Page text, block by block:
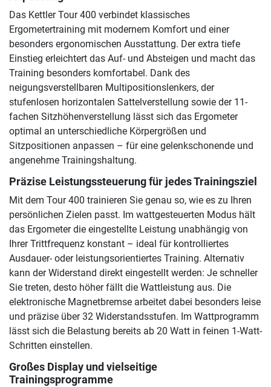
Das Kettler Tour 400 verbindet klassisches
Ergometertraining mit modernem Komfort und einer
besonders ergonomischen Ausstattung. Der extra tiefe
Einstieg erleichtert das Auf- und Absteigen und macht das
Training besonders komfortabel. Dank des
neigungsverstellbaren Multipositionslenkers, der
stufenlosen horizontalen Sattelverstellung sowie der 11-
fachen Sitzhöhenverstellung lässt sich das Ergometer
optimal an unterschiedliche Körpergrößen und
Sitzpositionen anpassen – für eine gelenkschonende und
angenehme Trainingshaltung.
Präzise Leistungssteuerung für jedes Trainingsziel
Mit dem Tour 400 trainieren Sie genau so, wie es zu Ihren
persönlichen Zielen passt. Im wattgesteuerten Modus hält
das Ergometer die eingestellte Leistung unabhängig von
Ihrer Trittfrequenz konstant – ideal für kontrolliertes
Ausdauer- oder leistungsorientiertes Training. Alternativ
kann der Widerstand direkt eingestellt werden: Je schneller
Sie treten, desto höher fällt die Wattleistung aus. Die
elektronische Magnetbremse arbeitet dabei besonders leise
und präzise über 32 Widerstandsstufen. Im Wattprogramm
lässt sich die Belastung bereits ab 20 Watt in feinen 1-Watt-
Schritten einstellen.
Großes Display und vielseitige
Trainingsprogramme